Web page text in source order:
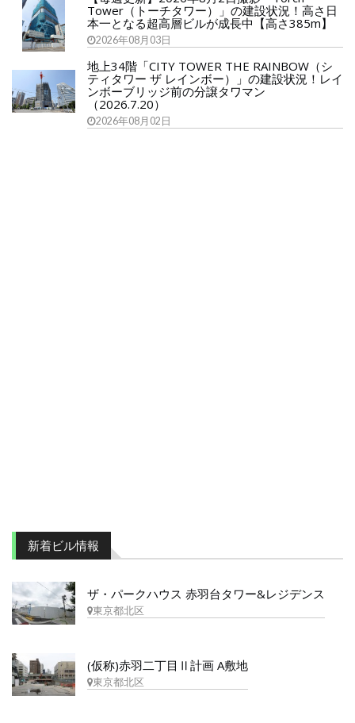
Tower（トーチタワー）」の建設状況！高さ日
本一となる超高層ビルが成長中【高さ385m】
2026年08月03日
地上34階「CITY TOWER THE RAINBOW（シ
ティタワー ザ レインボー）」の建設状況！レイ
ンボーブリッジ前の分譲タワマン
（2026.7.20）
2026年08月02日
新着ビル情報
ザ・パークハウス 赤羽台タワー&レジデンス
東京都北区
(仮称)赤羽二丁目Ⅱ計画 A敷地
東京都北区